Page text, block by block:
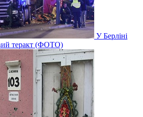
У Берліні
теракт (ФОТО)